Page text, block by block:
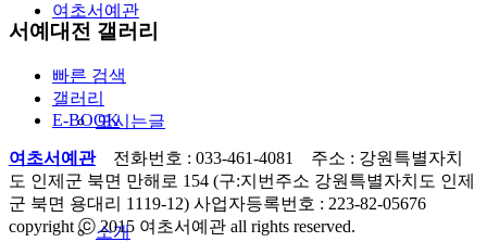
여초서예관
모시는글
소개
서예대전 갤러리
빠른 검색
갤러리
E-BOOK
여초서예관전화번호 : 033-461-4081 주소 : 강원특별자치
도 인제군 북면 만해로 154 (구:지번주소 강원특별자치도 인제
군 북면 용대리 1119-12) 사업자등록번호 : 223-82-05676
copyright ⓒ 2015 여초서예관 all rights reserved.